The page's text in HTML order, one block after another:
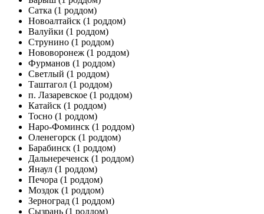
Сатка (1 роддом)
Новоалтайск (1 роддом)
Валуйки (1 роддом)
Струнино (1 роддом)
Нововоронеж (1 роддом)
Фурманов (1 роддом)
Светлый (1 роддом)
Таштагол (1 роддом)
п. Лазаревское (1 роддом)
Катайск (1 роддом)
Тосно (1 роддом)
Наро-Фоминск (1 роддом)
Оленегорск (1 роддом)
Барабинск (1 роддом)
Дальнереченск (1 роддом)
Янаул (1 роддом)
Печора (1 роддом)
Моздок (1 роддом)
Зерноград (1 роддом)
Сызрань (1 роддом)